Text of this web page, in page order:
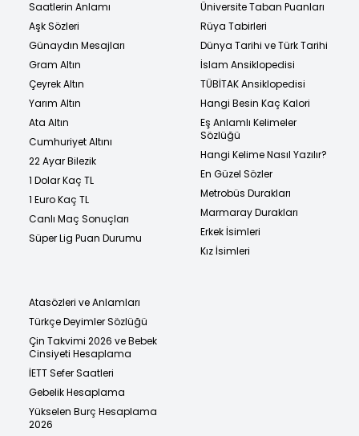
Saatlerin Anlamı
Aşk Sözleri
Günaydın Mesajları
Gram Altın
Çeyrek Altın
Yarım Altın
Ata Altın
Cumhuriyet Altını
22 Ayar Bilezik
1 Dolar Kaç TL
1 Euro Kaç TL
Canlı Maç Sonuçları
Süper Lig Puan Durumu
Üniversite Taban Puanları
Rüya Tabirleri
Dünya Tarihi ve Türk Tarihi
İslam Ansiklopedisi
TÜBİTAK Ansiklopedisi
Hangi Besin Kaç Kalori
Eş Anlamlı Kelimeler
Sözlüğü
Hangi Kelime Nasıl Yazılır?
En Güzel Sözler
Metrobüs Durakları
Marmaray Durakları
Erkek İsimleri
Kız İsimleri
Atasözleri ve Anlamları
Türkçe Deyimler Sözlüğü
Çin Takvimi 2026 ve Bebek
Cinsiyeti Hesaplama
İETT Sefer Saatleri
Gebelik Hesaplama
Yükselen Burç Hesaplama
2026